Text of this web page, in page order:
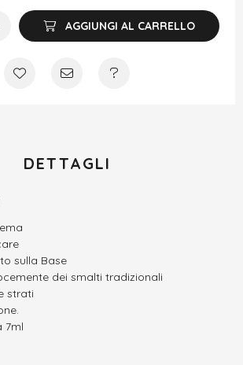
AGGIUNGI AL CARRELLO
DETTAGLI
sulla Base
dei smalti tradizionali
strati
7ml